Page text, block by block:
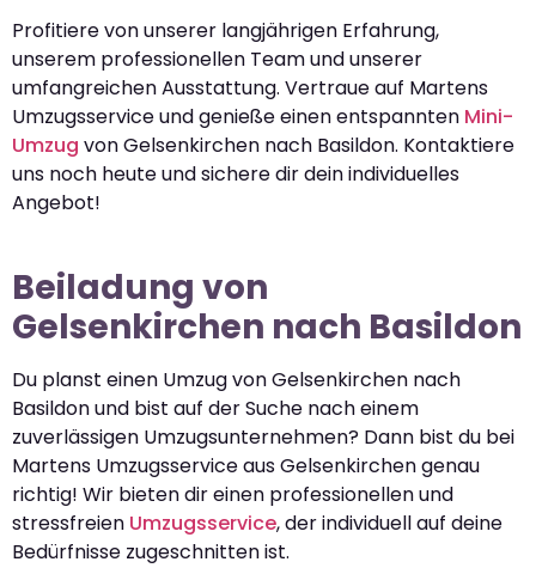
Profitiere von unserer langjährigen Erfahrung,
unserem professionellen Team und unserer
umfangreichen Ausstattung. Vertraue auf Martens
Umzugsservice und genieße einen entspannten Mini-
Umzug von Gelsenkirchen nach Basildon. Kontaktiere
uns noch heute und sichere dir dein individuelles
Angebot!
Beiladung von
Gelsenkirchen nach Basildon
Du planst einen Umzug von Gelsenkirchen nach
Basildon und bist auf der Suche nach einem
zuverlässigen Umzugsunternehmen? Dann bist du bei
Martens Umzugsservice aus Gelsenkirchen genau
richtig! Wir bieten dir einen professionellen und
stressfreien Umzugsservice, der individuell auf deine
Bedürfnisse zugeschnitten ist.